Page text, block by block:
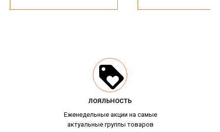
Еженедельные акции на самые
актуальные группы товаров
ЛОЯЛЬНОСТЬ
ЛОЯЛЬНОСТЬ